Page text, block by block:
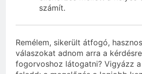
számít.
Remélem, sikerült átfogó,
válaszokat adnom arra a
fogorvoshoz látogatni? Vigyázz